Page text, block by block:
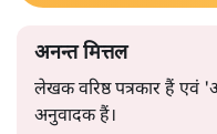
अनन्त मित्तल
लेखक वरिष्ठ पत्रकार हैं एवं
अनुवादक हैं।